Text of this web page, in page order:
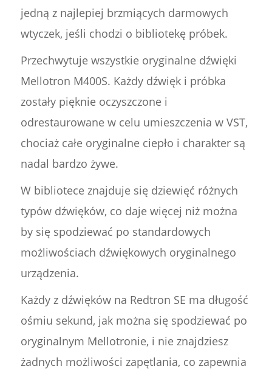
jedną z najlepiej brzmiących darmowych
wtyczek, jeśli chodzi o bibliotekę próbek.
Przechwytuje wszystkie oryginalne dźwięki
Mellotron M400S. Każdy dźwięk i próbka
zostały pięknie oczyszczone i
odrestaurowane w celu umieszczenia w VST,
chociaż całe oryginalne ciepło i charakter są
nadal bardzo żywe.
W bibliotece znajduje się dziewięć różnych
typów dźwięków, co daje więcej niż można
by się spodziewać po standardowych
możliwościach dźwiękowych oryginalnego
urządzenia.
Każdy z dźwięków na Redtron SE ma długość
ośmiu sekund, jak można się spodziewać po
oryginalnym Mellotronie, i nie znajdziesz
żadnych możliwości zapętlania, co zapewnia